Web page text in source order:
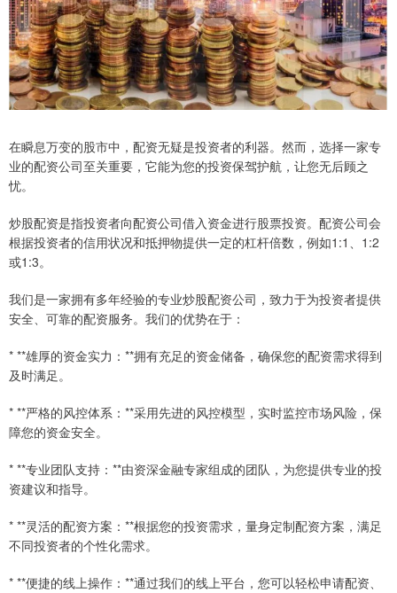
在瞬息万变的股市中，配资无疑是投资者的利器。然而，选择一家专
业的配资公司至关重要，它能为您的投资保驾护航，让您无后顾之
忧。
炒股配资是指投资者向配资公司借入资金进行股票投资。配资公司会
根据投资者的信用状况和抵押物提供一定的杠杆倍数，例如1:1、1:2
或1:3。
我们是一家拥有多年经验的专业炒股配资公司，致力于为投资者提供
安全、可靠的配资服务。我们的优势在于：
* **雄厚的资金实力：**拥有充足的资金储备，确保您的配资需求得到
及时满足。
* **严格的风控体系：**采用先进的风控模型，实时监控市场风险，保
障您的资金安全。
* **专业团队支持：**由资深金融专家组成的团队，为您提供专业的投
资建议和指导。
* **灵活的配资方案：**根据您的投资需求，量身定制配资方案，满足
不同投资者的个性化需求。
* **便捷的线上操作：**通过我们的线上平台，您可以轻松申请配资、